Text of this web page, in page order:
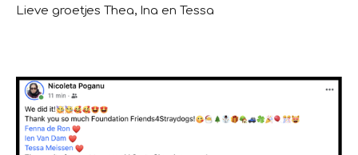
Lieve groetjes Thea, Ina en Tessa